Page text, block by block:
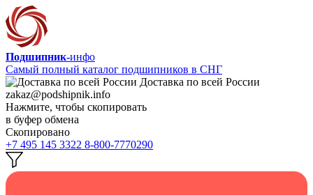
Подшипник-инфо
Самый полный каталог подшипников в СНГ
Доставка по всей России
zakaz@podshipnik.info
Нажмите, чтобы скопировать
в буфер обмена
Скопировано
+7 495 145 3322 8-800-7770290